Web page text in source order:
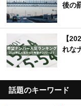
後の
【
れな
話題のキーワード